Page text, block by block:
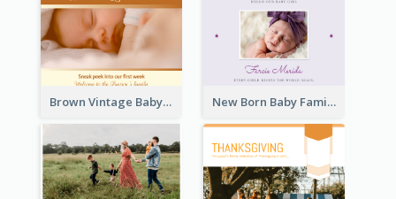
Brown Vintage Baby Family Photo Book New Born Baby Family Photo Book